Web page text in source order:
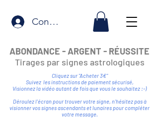
Connexion
ABONDANCE - ARGENT - RÉUSSITE
Tirages par signes astrologiques
Cliquez sur "Acheter 3€"
Suivez les instructions de paiement sécurisé,
Visionnez la vidéo autant de fois que vous le souhaitez :-)
Déroulez l'écran pour trouver votre signe, n'hésitez pas à
visionner vos signes ascendants et lunaires pour compléter
votre message.